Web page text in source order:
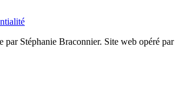
par Stéphanie Braconnier. Site web opéré par